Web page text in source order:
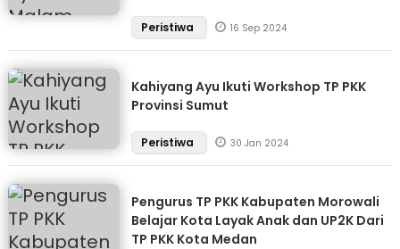
Peristiwa 16 Sep 2024
Kahiyang Ayu Ikuti Workshop TP PKK
Provinsi Sumut
Peristiwa 30 Jan 2024
Pengurus TP PKK Kabupaten Morowali
Belajar Kota Layak Anak dan UP2K Dari
TP PKK Kota Medan